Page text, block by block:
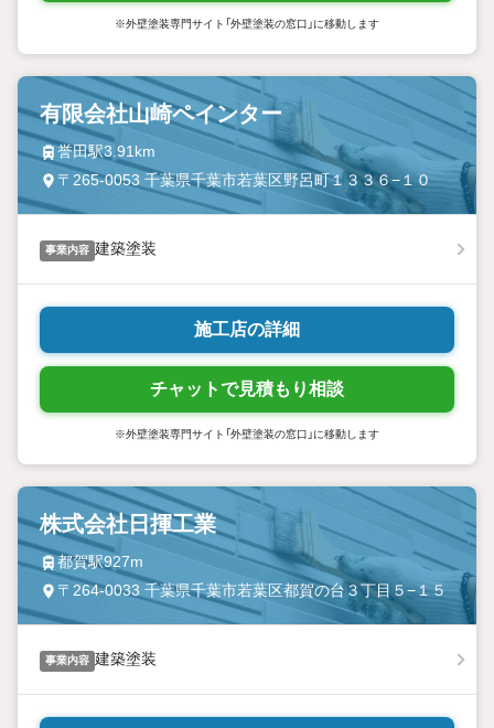
※外壁塗装専門サイト「外壁塗装の窓口」に移動します
有限会社山崎ペインター
誉田駅3.91km
〒265-0053 千葉県千葉市若葉区野呂町１３３６−１０
事業内容 建築塗装
施工店の詳細
チャットで見積もり相談
※外壁塗装専門サイト「外壁塗装の窓口」に移動します
株式会社日揮工業
都賀駅927m
〒264-0033 千葉県千葉市若葉区都賀の台３丁目５−１５
事業内容 建築塗装